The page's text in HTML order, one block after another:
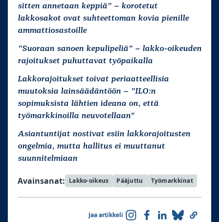
sitten annetaan keppiä” – korotetut
lakkosakot ovat suhteettoman kovia pienille
ammattiosastoille
”Suoraan sanoen kepulipeliä” – lakko-oikeuden
rajoitukset puhuttavat työpaikalla
Lakkorajoitukset toivat periaatteellisia
muutoksia lainsäädäntöön – ”ILO:n
sopimuksista lähtien ideana on, että
työmarkkinoilla neuvotellaan”
Asiantuntijat nostivat esiin lakkorajoitusten
ongelmia, mutta hallitus ei muuttanut
suunnitelmiaan
Avainsanat: Lakko-oikeus Pääjuttu Työmarkkinat
Jaa artikkeli